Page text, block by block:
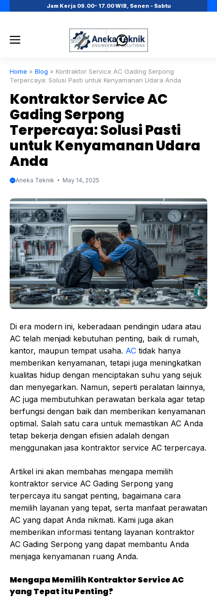
Jam Kerja 09.00- 17.00 WIB, Senen - Sabtu
Menu
Home » Blog » Kontraktor Service AC Gading Serpong
Terpercaya: Solusi Pasti untuk Kenyamanan Udara Anda
Kontraktor Service AC
Gading Serpong
Terpercaya: Solusi Pasti
untuk Kenyamanan Udara
Anda
Aneka Teknik May 14, 2025
Di era modern ini, keberadaan pendingin udara atau
AC telah menjadi kebutuhan penting, baik di rumah,
kantor, maupun tempat usaha. AC tidak hanya
memberikan kenyamanan, tetapi juga meningkatkan
kualitas hidup dengan menciptakan suhu yang sejuk
dan menyegarkan. Namun, seperti peralatan lainnya,
AC juga membutuhkan perawatan berkala agar tetap
berfungsi dengan baik dan memberikan kenyamanan
optimal. Salah satu cara untuk memastikan AC Anda
tetap bekerja dengan efisien adalah dengan
menggunakan jasa kontraktor service AC terpercaya.
Artikel ini akan membahas mengapa memilih
kontraktor service AC Gading Serpong yang
terpercaya itu sangat penting, bagaimana cara
memilih layanan yang tepat, serta manfaat perawatan
AC yang dapat Anda nikmati. Kami juga akan
memberikan informasi tentang layanan kontraktor
AC Gading Serpong yang dapat membantu Anda
menjaga kenyamanan ruang Anda.
Mengapa Memilih Kontraktor Service AC
yang Tepat itu Penting?